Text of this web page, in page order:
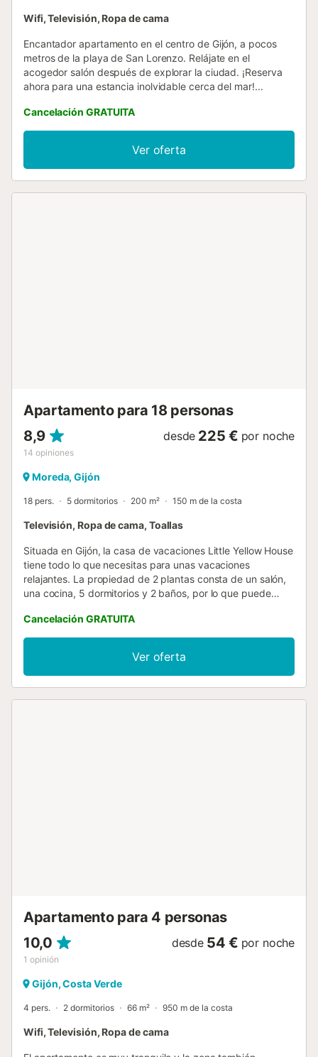
Wifi, Televisión, Ropa de cama
Encantador apartamento en el centro de Gijón, a pocos
metros de la playa de San Lorenzo. Relájate en el
acogedor salón después de explorar la ciudad. ¡Reserva
ahora para una estancia inolvidable cerca del mar!...
Cancelación GRATUITA
Ver oferta
Apartamento para 18 personas
8,9
14 opiniones
desde 225 € por noche
Moreda, Gijón
18 pers. 5 dormitorios 200 m² 150 m de la costa
Televisión, Ropa de cama, Toallas
Situada en Gijón, la casa de vacaciones Little Yellow House
tiene todo lo que necesitas para unas vacaciones
relajantes. La propiedad de 2 plantas consta de un salón,
una cocina, 5 dormitorios y 2 baños, por lo que puede
espacio de trabajo dedicado a la oficina en casa, así como
una televisión. Este alojamiento no ofrece: Wi-Fi y aire
acondicionado. Este alquiler de vacaciones cuenta con
una terraza descubierta privada para relajarse por la
noche. La propiedad está ubicada en cerca de la playa y
Cancelación GRATUITA
Ver oferta
Apartamento para 4 personas
10,0
1 opinión
desde 54 € por noche
Gijón, Costa Verde
4 pers. 2 dormitorios 66 m² 950 m de la costa
Wifi, Televisión, Ropa de cama